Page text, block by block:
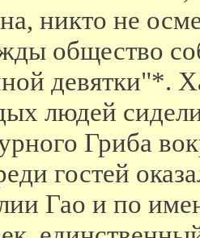
никто не
общество
девятки"*.
людей
Гриба
гостей
Гао и по